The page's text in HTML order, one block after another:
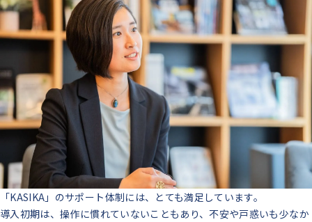
「KASIKA」のサポート体制には、とても満足しています。
導入初期は、操作に慣れていないこともあり、不安や戸惑いも少なか